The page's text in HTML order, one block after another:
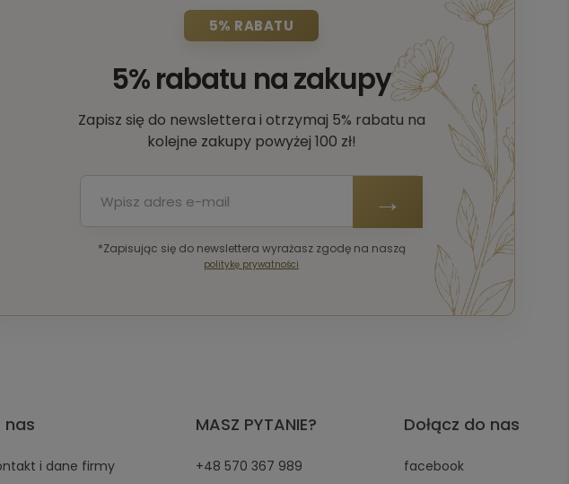
5% RABATU
5% rabatu na zakupy
Zapisz się do newslettera i otrzymaj 5% rabatu na
kolejne zakupy powyżej 100 zł!
*Zapisując się do newslettera wyrażasz zgodę na naszą
politykę prywatności
nas
i dane firmy
MASZ PYTANIE?
+48 570 367 989
Dołącz do nas
facebook